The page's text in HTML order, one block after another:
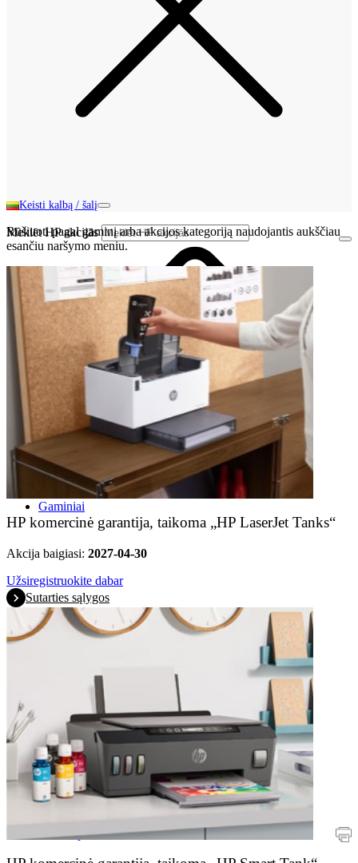
Gaminiai
Spausdintuvai
AKCIJOS
Keisti kalbą / šalį
Meklēt HP akcijās
Rūšiuoti pagal gaminį arba akcijos kategoriją naudojantis aukščiau
esančiu naršymo meniu.
HP komercinė garantija, taikoma „HP LaserJet Tanks“
Akcija baigiasi: 2027-04-30
Užsiregistruokite dabar
Sutarties sąlygos